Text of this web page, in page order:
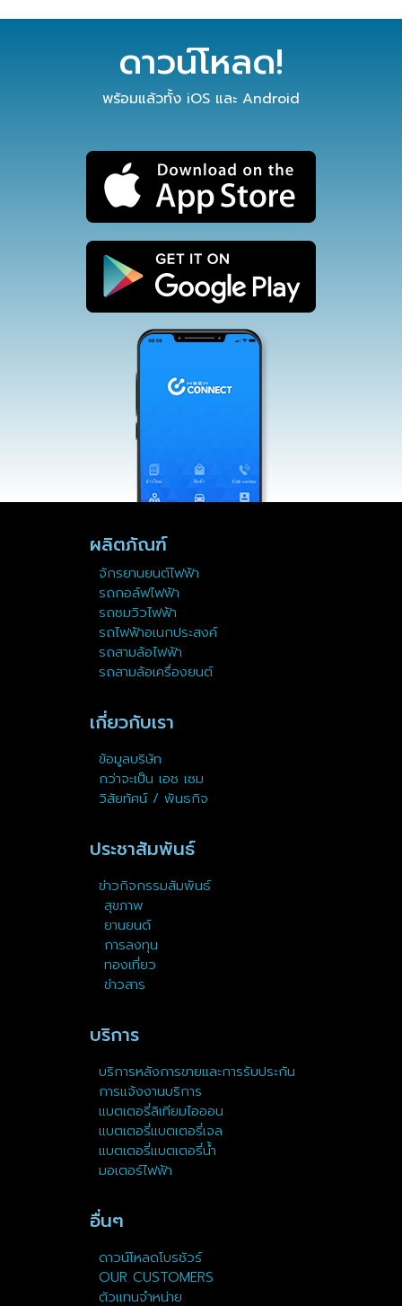
ดาวน์โหลด!
พร้อมแล้วทั้ง iOS และ Android
ผลิตภัณฑ์
จักรยานยนต์ไฟฟ้า
รถกอล์ฟไฟฟ้า
รถชมวิวไฟฟ้า
รถไฟฟ้าอเนกประสงค์
รถสามล้อไฟฟ้า
รถสามล้อเครื่องยนต์
เกี่ยวกับเรา
ข้อมูลบริษัท
กว่าจะเป็น เอช เซม
วิสัยทัศน์ / พันธกิจ
ประชาสัมพันธ์
ข่าวกิจกรรมสัมพันธ์
สุขภาพ
ยานยนต์
การลงทุน
ทองเที่ยว
ข่าวสาร
บริการ
บริการหลังการขายและการรับประกัน
การแจ้งงานบริการ
แบตเตอรี่ลิเทียมไอออน
แบตเตอรี่แบตเตอรี่เจล
แบตเตอรี่แบตเตอรี่น้ำ
มอเตอร์ไฟฟ้า
อื่นๆ
ดาวน์โหลดโบรชัวร์
OUR CUSTOMERS
ตัวแทนจำหน่าย